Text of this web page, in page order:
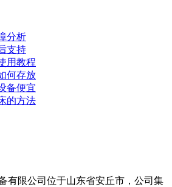
分析
支持
用教程
何存放
备便宜
的方法
限公司位于山东省安丘市，公司集